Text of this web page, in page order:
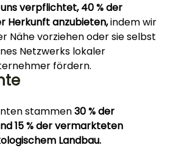
verpflichtet, 40 % der
Herkunft anzubieten,indem wir
Nähe vorziehen oder sie selbst
Netzwerks lokaler
fördern.
stammen30 % der
15 % der vermarkteten
Landbau.